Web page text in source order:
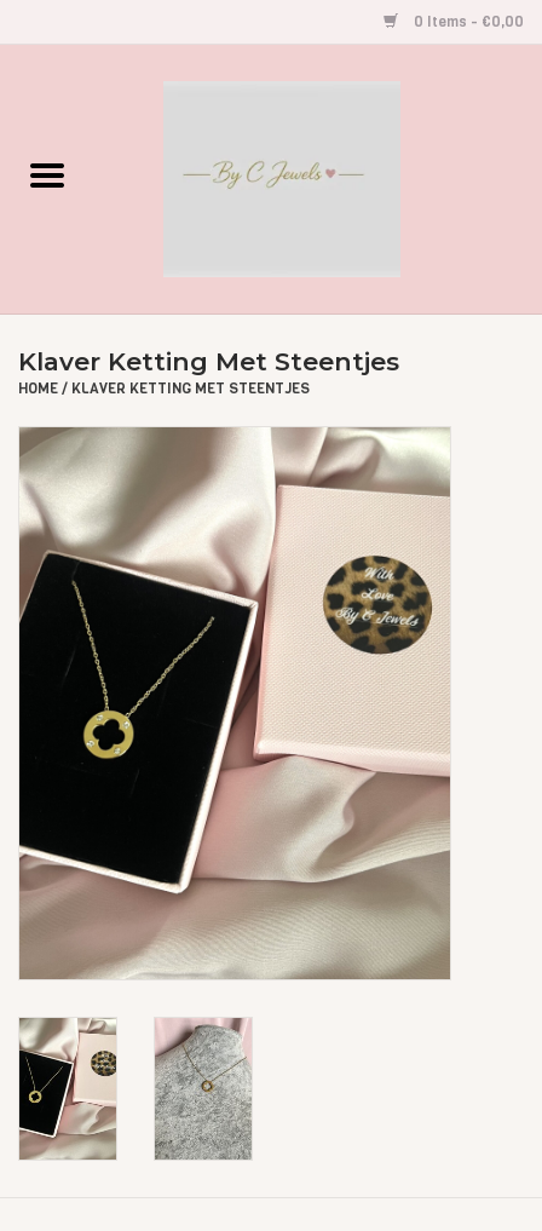
0 Items - €0,00
Gegraveerde Sieraden
Oorbellen
Kettingen
Accessoires
Kids
Ringen
Super Sale
Brands
Klaver Ketting Met Steentjes
HOME/ KLAVER KETTING MET STEENTJES